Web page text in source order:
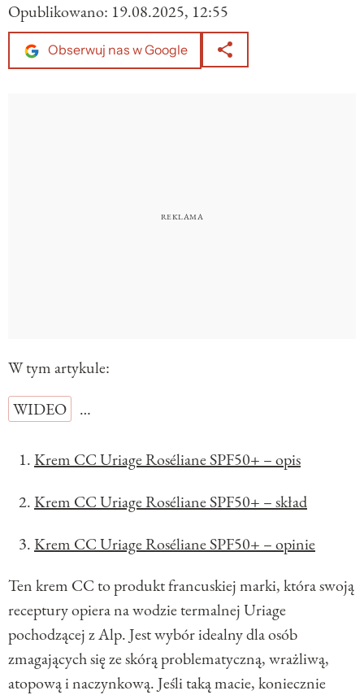
Opublikowano: 19.08.2025, 12:55
Obserwuj nas w Google
W tym artykule:
WIDEO
…
Krem CC Uriage Roséliane SPF50+ – opis
Krem CC Uriage Roséliane SPF50+ – skład
Krem CC Uriage Roséliane SPF50+ – opinie
Ten krem CC to produkt francuskiej marki, która swoją
receptury opiera na wodzie termalnej Uriage
pochodzącej z Alp. Jest wybór idealny dla osób
zmagających się ze skórą problematyczną, wrażliwą,
atopową i naczynkową. Jeśli taką macie, koniecznie